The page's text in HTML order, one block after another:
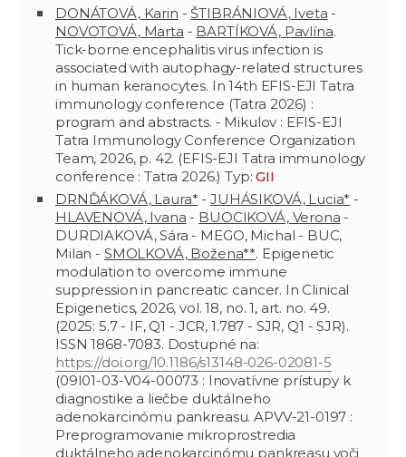
DONÁTOVÁ, Karin - ŠTIBRÁNIOVÁ, Iveta -
NOVOTOVÁ, Marta - BARTÍKOVÁ, Pavlína.
Tick-borne encephalitis virus infection is
associated with autophagy-related structures
in human keranocytes. In 14th EFIS-EJI Tatra
immunology conference (Tatra 2026) :
program and abstracts. - Mikulov : EFIS-EJI
Tatra Immunology Conference Organization
Team, 2026, p. 42. (EFIS-EJI Tatra immunology
conference : Tatra 2026.) Typ:GII
DRNĎÁKOVÁ, Laura* -JUHÁSIKOVÁ, Lucia* -
HLAVENOVÁ, Ivana - BUOCIKOVÁ, Verona -
DURDIAKOVÁ, Sára - MEGO, Michal - BUC,
Milan - SMOLKOVÁ, Božena**. Epigenetic
modulation to overcome immune
suppression in pancreatic cancer. In Clinical
Epigenetics, 2026, vol. 18, no. 1, art. no. 49.
(2025: 5.7 - IF, Q1 - JCR, 1.787 - SJR, Q1 - SJR).
ISSN 1868-7083. Dostupné na:
https://doi.org/10.1186/s13148-026-02081-5
(09I01-03-V04-00073 : Inovatívne prístupy k
diagnostike a liečbe duktálneho
adenokarcinómu pankreasu. APVV-21-0197 :
Preprogramovanie mikroprostredia
duktálneho adenokarcinómu pankreasu voči